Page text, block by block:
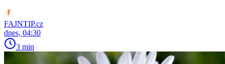
FAJNTIP.cz
dnes, 04:30
3 min